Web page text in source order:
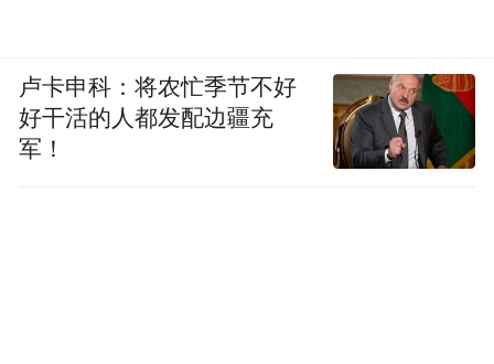
卢卡申科：将农忙季节不好
好干活的人都发配边疆充
军！